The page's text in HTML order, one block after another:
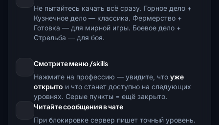
Не пытайтесь качать всё сразу. Горное дело +
Кузнечное дело — классика. Фермерство +
Готовка — для мирной игры. Боевое дело +
Стрельба — для боя.
Смотрите меню /skills
Нажмите на профессию — увидите, что уже
открыто и что станет доступно на следующих
уровнях. Серые пункты = ещё закрыто.
Читайте сообщения в чате
При блокировке сервер пишет точный уровень.